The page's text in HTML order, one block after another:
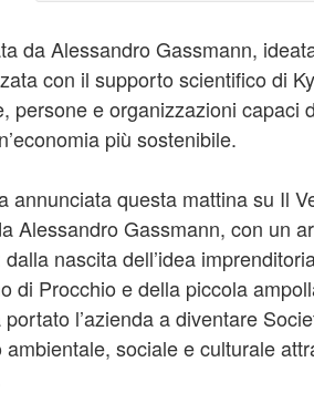
da Alessandro Gassmann,
con il supporto scientifico di
persone e organizzazioni capaci
più sostenibile.
annunciata questa mattina su Il
Alessandro Gassmann, con un
dalla nascita dell’idea
di Procchio e della piccola
l’azienda a diventare
ambientale, sociale e culturale